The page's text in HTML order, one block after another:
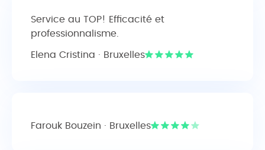
Service au TOP! Efficacité et
professionnalisme.
Elena Cristina · Bruxelles
Farouk Bouzein · Bruxelles